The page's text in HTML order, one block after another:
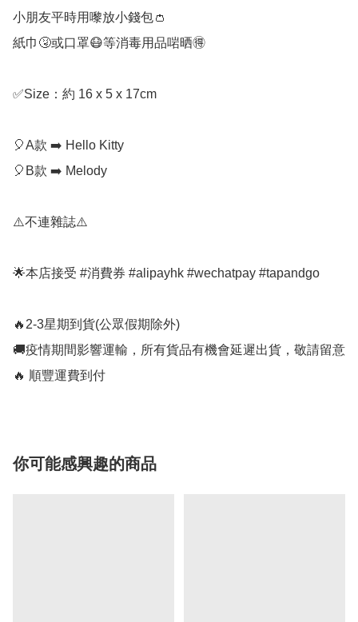
小朋友平時用嚟放小錢包👛
紙巾🤧或口罩😷等消毒用品啱晒🉐️
✅Size：約 16 x 5 x 17cm
🎈A款 ➡️ Hello Kitty
🎈B款 ➡️ Melody
⚠️不連雜誌⚠️
🌟本店接受 #消費券 #alipayhk #wechatpay #tapandgo
🔥2-3星期到貨(公眾假期除外)
🚚疫情期間影響運輸，所有貨品有機會延遲出貨，敬請留意
🔥 順豐運費到付
你可能感興趣的商品